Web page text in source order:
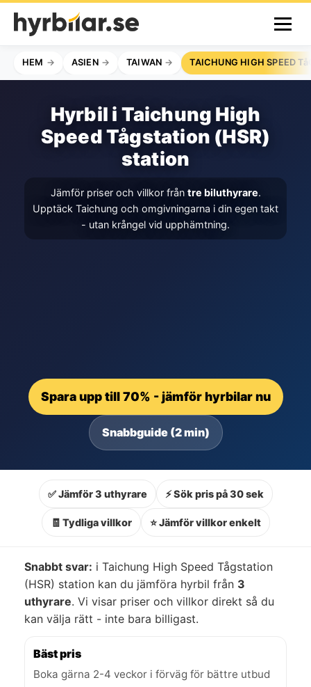
HEM ASIEN TAIWAN TAICHUNG HIGH SPEED
Hyrbil i Taichung High
Speed Tågstation (HSR)
station
Jämför priser och villkor från tre biluthyrare.
Upptäck Taichung och omgivningarna i din egen takt
- utan krångel vid upphämtning.
Spara upp till 70% - jämför hyrbilar nu
Snabbguide (2 min)
✅ Jämför 3 uthyrare ⚡ Sök pris på 30 sek
🧾 Tydliga villkor ⭐ Jämför villkor enkelt
Snabbt svar: i Taichung High Speed Tågstation
(HSR) station kan du jämföra hyrbil från 3
uthyrare. Vi visar priser och villkor direkt så du
kan välja rätt - inte bara billigast.
Bäst pris
Boka gärna 2-4 veckor i förväg för bättre utbud